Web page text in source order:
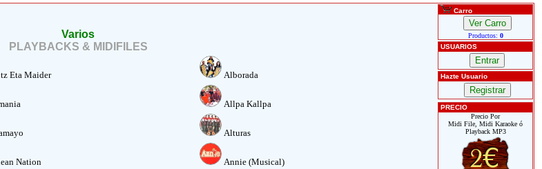
Varios
PLAYBACKS & MIDIFILES
Eta Maider Alborada
Allpa Kallpa
Alturas
Nation Annie (Musical)
Carro
Productos: 0
USUARIOS
Hazte Usuario
PRECIO
Precio Por
Midi File, Midi Karaoke ó
Playback MP3